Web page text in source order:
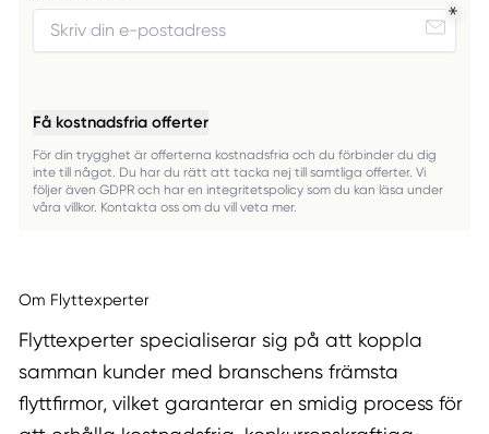
Få kostnadsfria offerter
För din trygghet är offerterna kostnadsfria och du förbinder du dig
inte till något. Du har du rätt att tacka nej till samtliga offerter. Vi
följer även GDPR och har en integritetspolicy som du kan läsa under
våra villkor. Kontakta oss om du vill veta mer.
Om Flyttexperter
Flyttexperter specialiserar sig på att koppla
samman kunder med branschens främsta
flyttfirmor, vilket garanterar en smidig process för